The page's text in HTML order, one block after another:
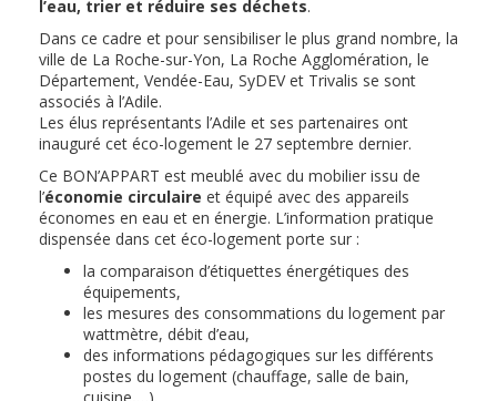
l’eau, trier et réduire ses déchets.
Dans ce cadre et pour sensibiliser le plus grand nombre, la
ville de La Roche-sur-Yon, La Roche Agglomération, le
Département, Vendée-Eau, SyDEV et Trivalis se sont
associés à l’Adile.
Les élus représentants l’Adile et ses partenaires ont
inauguré cet éco-logement le 27 septembre dernier.
Ce BON’APPART est meublé avec du mobilier issu de
l’économie circulaire et équipé avec des appareils
économes en eau et en énergie. L’information pratique
dispensée dans cet éco-logement porte sur :
la comparaison d’étiquettes énergétiques des
équipements,
les mesures des consommations du logement par
wattmètre, débit d’eau,
des informations pédagogiques sur les différents
postes du logement (chauffage, salle de bain,
cuisine,…).